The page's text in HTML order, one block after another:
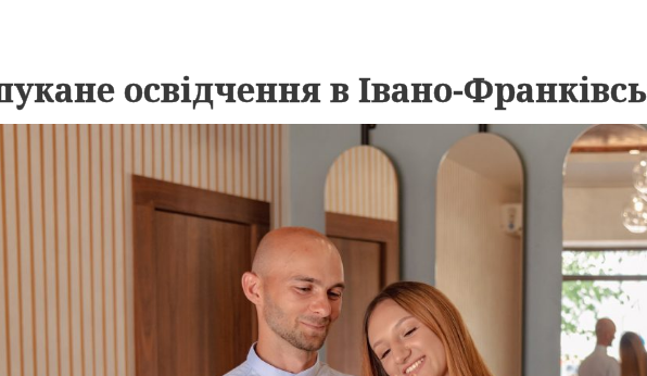
освідчення в Івано-